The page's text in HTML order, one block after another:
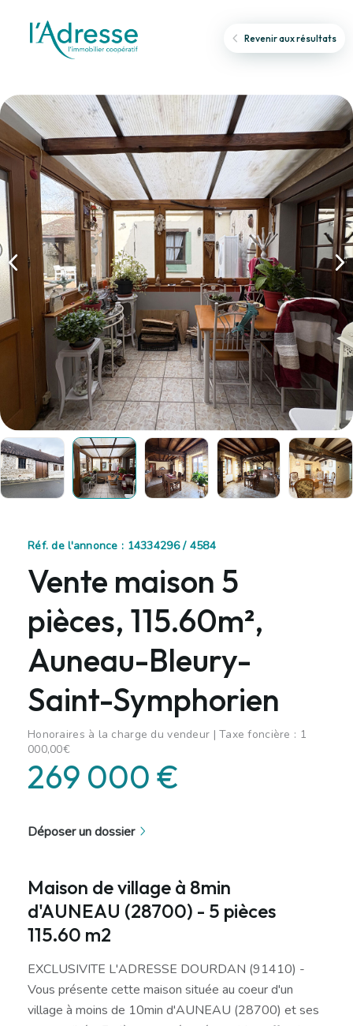
Revenir aux résultats
Réf. de l'annonce : 14334296 / 4584
Vente maison 5
pièces, 115.60m²,
Auneau-Bleury-
Saint-Symphorien
Honoraires à la charge du vendeur | Taxe foncière : 1
000,00€
269 000 €
Déposer un dossier
Maison de village à 8min
d'AUNEAU (28700) - 5 pièces
115.60 m2
EXCLUSIVITE L'ADRESSE DOURDAN (91410) -
Vous présente cette maison située au coeur d'un
village à moins de 10min d'AUNEAU (28700) et ses